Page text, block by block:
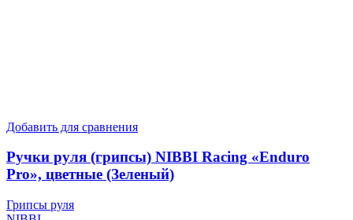
Добавить для сравнения
Ручки руля (грипсы) NIBBI Racing «Enduro
Pro», цветные (Зеленый)
Грипсы руля